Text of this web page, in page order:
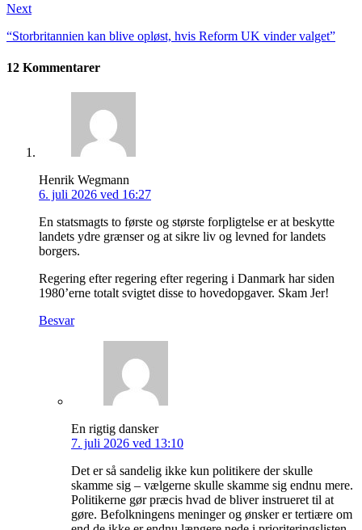
Next
“Storbritannien kan blive opløst, hvis Reform UK vinder valget”
12 Kommentarer
Henrik Wegmann
6. juli 2026 ved 16:27
En statsmagts to første og største forpligtelse er at beskytte
landets ydre grænser og at sikre liv og levned for landets
borgers.
Regering efter regering efter regering i Danmark har siden
1980’erne totalt svigtet disse to hovedopgaver. Skam Jer!
Besvar
En rigtig dansker
7. juli 2026 ved 13:10
Det er så sandelig ikke kun politikere der skulle
skamme sig – vælgerne skulle skamme sig endnu mere.
Politikerne gør præcis hvad de bliver instrueret til at
gøre. Befolkningens meninger og ønsker er tertiære om